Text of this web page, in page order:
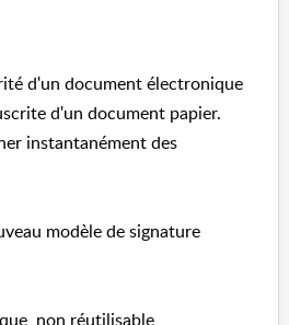
d'un document électronique
d'un document papier.
instantanément des
modèle de signature
non réutilisable,